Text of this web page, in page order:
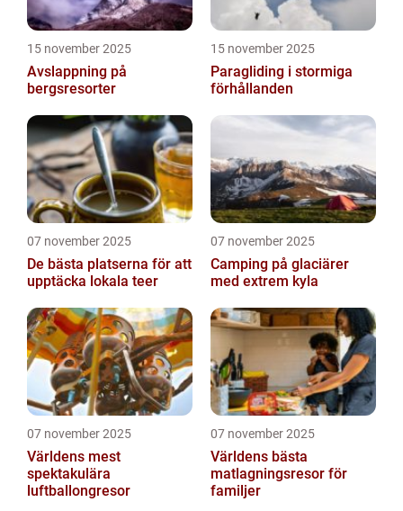
15 november 2025
Avslappning på
bergsresorter
15 november 2025
Paragliding i stormiga
förhållanden
07 november 2025
De bästa platserna för att
upptäcka lokala teer
07 november 2025
Camping på glaciärer
med extrem kyla
07 november 2025
Världens mest
spektakulära
luftballongresor
07 november 2025
Världens bästa
matlagningsresor för
familjer